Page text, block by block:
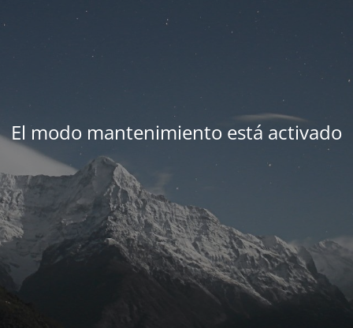
El modo mantenimiento está activado